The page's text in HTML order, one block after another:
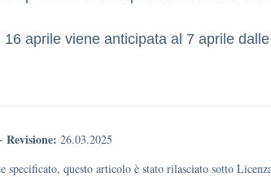
16 aprile viene anticipata al 7 aprile
- Revisione: 26.03.2025
specificato, questo articolo è stato rilasciato sotto